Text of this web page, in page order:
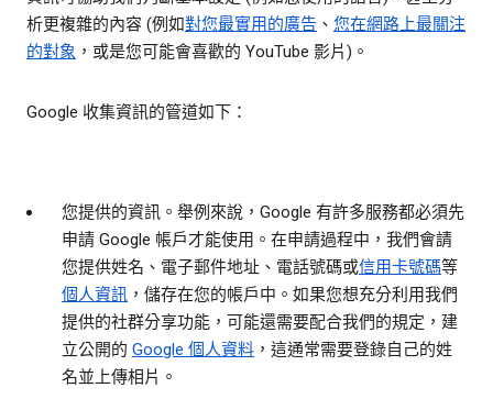
析更複雜的內容 (例如對您最實用的廣告 、 您在網路上最關注
的對象 ，或是您可能會喜歡的 YouTube 影片)。
Google 收集資訊的管道如下：
您提供的資訊。 舉例來說，Google 有許多服務都必須先
申請 Google 帳戶才能使用。在申請過程中，我們會請
您提供姓名、電子郵件地址、電話號碼或信用卡號碼等
個人資訊 ，儲存在您的帳戶中。如果您想充分利用我們
提供的社群分享功能，可能還需要配合我們的規定，建
立公開的 Google 個人資料 ，這通常需要登錄自己的姓
名並上傳相片。